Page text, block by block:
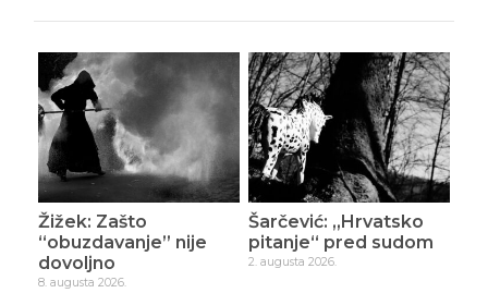
Žižek: Zašto
“obuzdavanje” nije
dovoljno
8. augusta 2026.
Šarčević: „Hrvatsko
pitanje“ pred sudom
2. augusta 2026.